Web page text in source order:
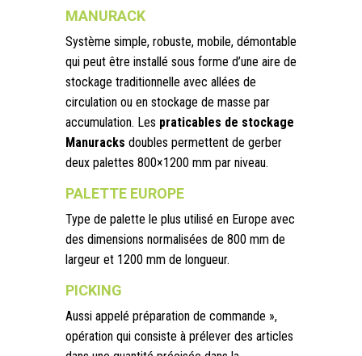
MANURACK
Système simple, robuste, mobile, démontable
qui peut être installé sous forme d’une aire de
stockage traditionnelle avec allées de
circulation ou en stockage de masse par
accumulation. Les praticables de stockage
Manuracks doubles permettent de gerber
deux palettes 800×1200 mm par niveau.
PALETTE EUROPE
Type de palette le plus utilisé en Europe avec
des dimensions normalisées de 800 mm de
largeur et 1200 mm de longueur.
PICKING
Aussi appelé préparation de commande »,
opération qui consiste à prélever des articles